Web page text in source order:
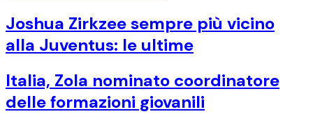
Joshua Zirkzee sempre più vicino
alla Juventus: le ultime
Italia, Zola nominato coordinatore
delle formazioni giovanili